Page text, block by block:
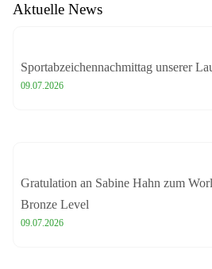
Aktuelle News
Sportabzeichennachmittag unserer
09.07.2026
Gratulation an Sabine Hahn zum
Bronze Level
09.07.2026